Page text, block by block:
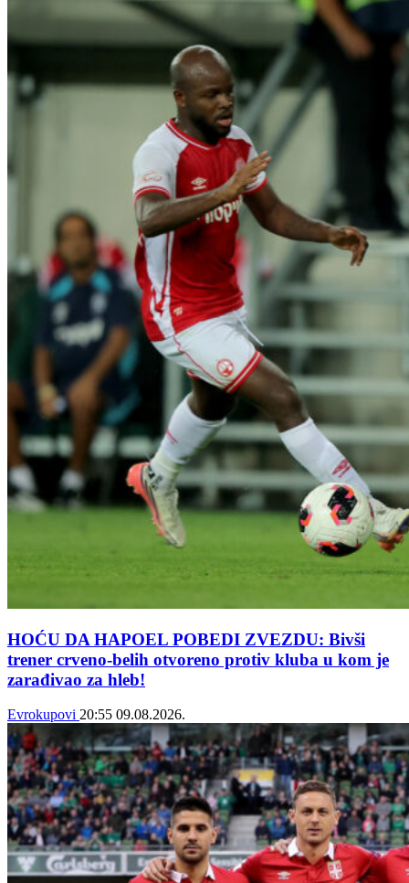
HOĆU DA HAPOEL POBEDI ZVEZDU: Bivši
trener crveno-belih otvoreno protiv kluba u kom je
zarađivao za hleb!
Evrokupovi 20:55 09.08.2026.